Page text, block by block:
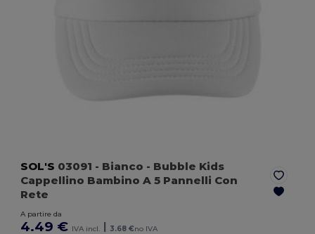
SOL'S 03091 - Bianco - Bubble Kids
Cappellino Bambino A 5 Pannelli Con
Rete
A partire da
4.49 € IVA incl. | 3.68 €no IVA